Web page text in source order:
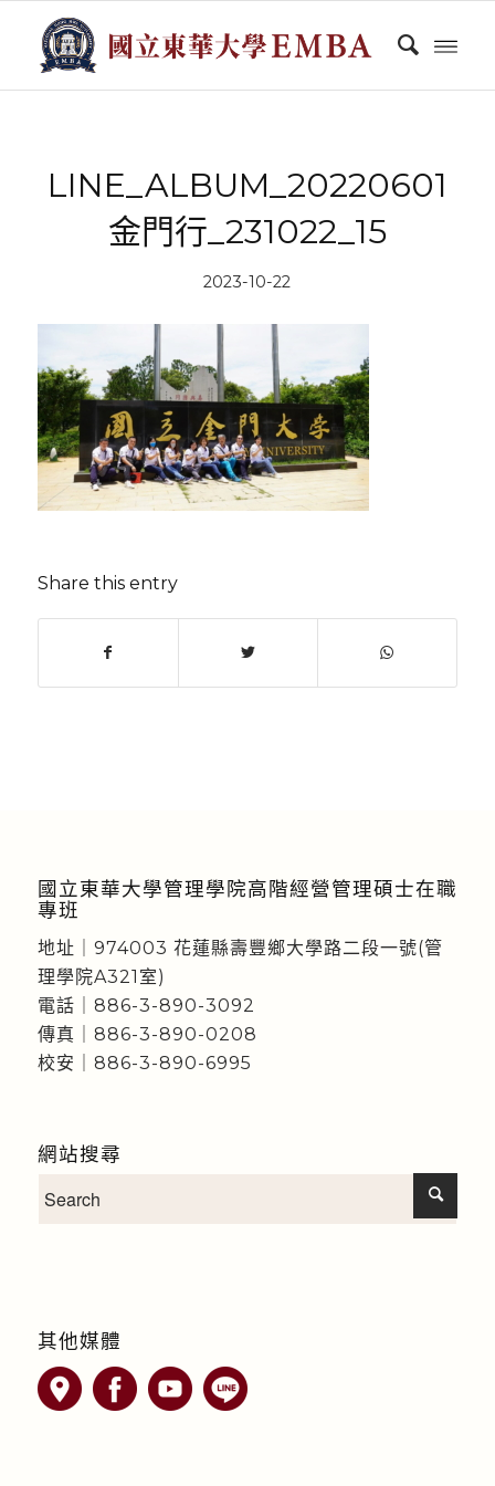
LINE_ALBUM_20220601
金門行_231022_15
2023-10-22
Share this entry
國立東華大學管理學院高階經營管理碩士在職
專班
地址｜974003 花蓮縣壽豐鄉大學路二段一號(管
理學院A321室)
電話｜886-3-890-3092
傳真｜886-3-890-0208
校安｜886-3-890-6995
網站搜尋
其他媒體